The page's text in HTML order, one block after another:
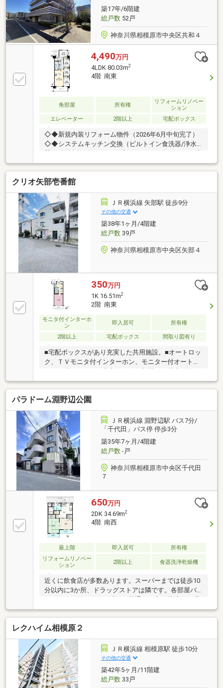
研究所」２０２３年７月１日放送■やりとり不要で内
覧確定可能■赤色の見学予約ボタンから最短２分で完
了
築17年/6階建
総戸数52戸
神奈川県相模原市中央区共和４
4,490万円
4LDK 80.03m2
4階 南東
角部屋 所有権
リフォームリノベー
ション
エレベーター
2階以上 宅配ボックス
◇◆新規内装リフォーム物件（2026年6月中旬完了）
◇◆システムキッチン交換（ビルトイン食洗器/浄水
換（1418/浴室換気乾燥暖房機/追い炊き機能）、洗面
化粧台交換、洗濯用防水パン・水栓交換、一体型シャ
ワートイレ交換、エアコン1基設置、フローリング張
替え、壁・天井クロス張替え、新規照明器具設置、ハ
ウスクリーニングetc...※給湯器本体は既存利用です。
【その他専有面積】ポーチ面積：4.20㎡、室外機置場
面積：1.65㎡
クリオ矢部壱番館
ＪＲ横浜線 矢部駅 徒歩9分
その他の交通
築38年1ヶ月/4階建
総戸数39戸
神奈川県相模原市中央区矢部４
350万円
1K 16.51m2
2階 南東
モニタ付インターホ
ン
即入居可 所有権
2階以上 宅配ボックス 間取り図有り
■宅配ボックスがあり充実した共用施設。■オートロッ
ク、ＴＶモニタ付インターホン、モニター付オートロ
通勤通学にはとても便利です。■オートロック、防犯
カメラなどセキュリティも充実。■即入居可。お客様
一人一人に合わせたライフプランのご提案をさせてい
ただきます。資金計画、住宅ローン等についてもお気
軽にご相談ください。お問い合わせ、お待ちしており
ます。
パラドーム淵野辺公園
ＪＲ横浜線 淵野辺駅 バス7分/
「千代田」バス停 停歩3分
築35年7ヶ月/4階建
総戸数-戸
神奈川県相模原市中央区千代田
７
650万円
2DK 34.69m2
4階 南西
最上階 即入居可
所有権
リフォームリノベー
ション
2階以上 食器洗浄乾燥機
近くに飲食店が多数あります。スーパーまでは徒歩10
分以内に3か所、ドラッグストアは隣です。各部屋バ
ごしいただけます。
レクハイム相模原２
ＪＲ横浜線 相模原駅 徒歩10分
その他の交通
築42年5ヶ月/11階建
総戸数33戸